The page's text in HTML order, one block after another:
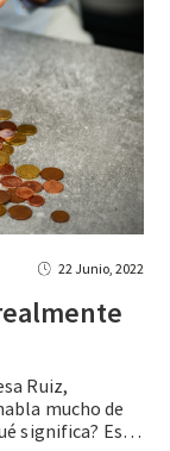
22 Junio, 2022
Ruiz,
mucho de
promover la inclusión financiera, pero ¿qué significa? Esta va más allá de contar con un producto financiero como una tarjeta de crédito o un seguro, pues también requiere de acceso a infraestructura financiera como cajeros automáticos, protección de los clientes … Continue reading ¿La inclusión financiera es realmente inclusiva?